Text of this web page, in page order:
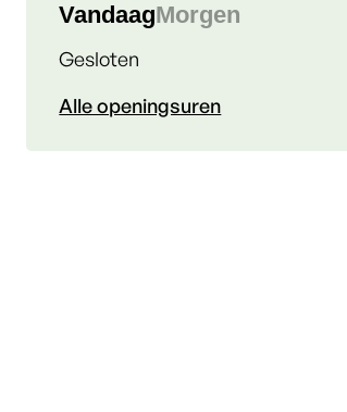
VandaagMorgen
Gesloten
Alle openingsurenCommunicatie